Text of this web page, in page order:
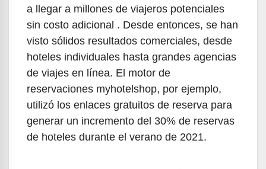
a llegar a millones de viajeros potenciales
sin costo adicional . Desde entonces, se han
visto sólidos resultados comerciales, desde
hoteles individuales hasta grandes agencias
de viajes en línea. El motor de
reservaciones myhotelshop, por ejemplo,
utilizó los enlaces gratuitos de reserva para
generar un incremento del 30% de reservas
de hoteles durante el verano de 2021.